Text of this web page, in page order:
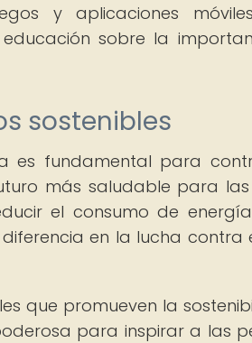
y aplicaciones
sobre la
sostenibles
es fundamental para
más saludable para las
el consumo de
en la lucha contra
que promueven la
para inspirar a las